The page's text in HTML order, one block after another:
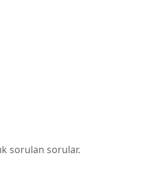
sorulan sorular.